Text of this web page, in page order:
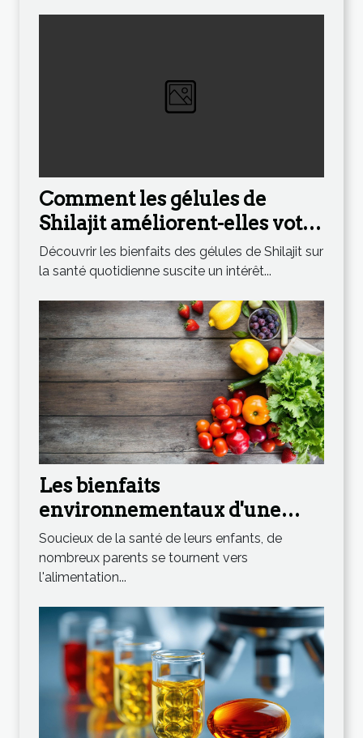
Comment les gélules de
Shilajit améliorent-elles votre
santé quotidienne ?
Découvrir les bienfaits des gélules de Shilajit sur
la santé quotidienne suscite un intérêt...
Les bienfaits
environnementaux d'une
alimentation biologique pour
enfants
Soucieux de la santé de leurs enfants, de
nombreux parents se tournent vers
l'alimentation...